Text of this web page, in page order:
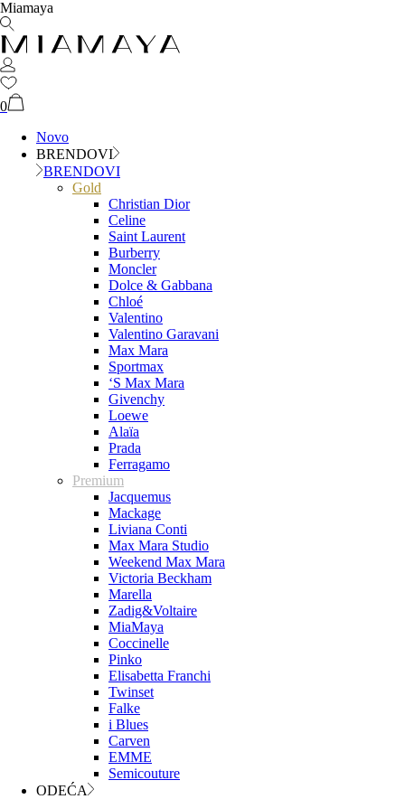
Miamaya
0
Novo
BRENDOVI
BRENDOVI
Gold
Christian Dior
Celine
Saint Laurent
Burberry
Moncler
Dolce & Gabbana
Chloé
Valentino
Valentino Garavani
Max Mara
Sportmax
‘S Max Mara
Givenchy
Loewe
Alaïa
Prada
Ferragamo
Premium
Jacquemus
Mackage
Liviana Conti
Max Mara Studio
Weekend Max Mara
Victoria Beckham
Marella
Zadig&Voltaire
MiaMaya
Coccinelle
Pinko
Elisabetta Franchi
Twinset
Falke
i Blues
Carven
EMME
Semicouture
ODEĆA